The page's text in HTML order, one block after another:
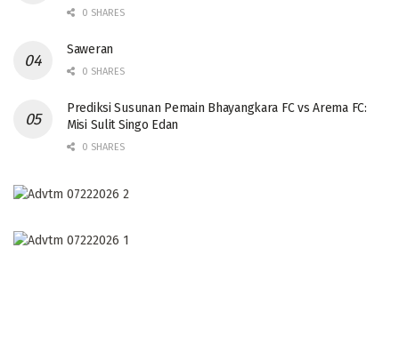
0 SHARES
Saweran
0 SHARES
Prediksi Susunan Pemain Bhayangkara FC vs Arema FC:
Misi Sulit Singo Edan
0 SHARES